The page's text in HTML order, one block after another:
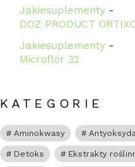
Jakiesuplementy -
DOZ PRODUCT
Jakiesuplementy -
Microflor 32
KATEGORIE
Aminokwasy
Detoks Ekstrakty